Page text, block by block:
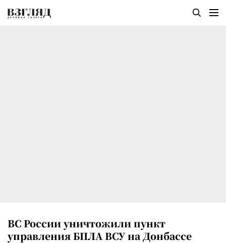
ВС России уничтожили пункт
управления БПЛА ВСУ на Донбассе